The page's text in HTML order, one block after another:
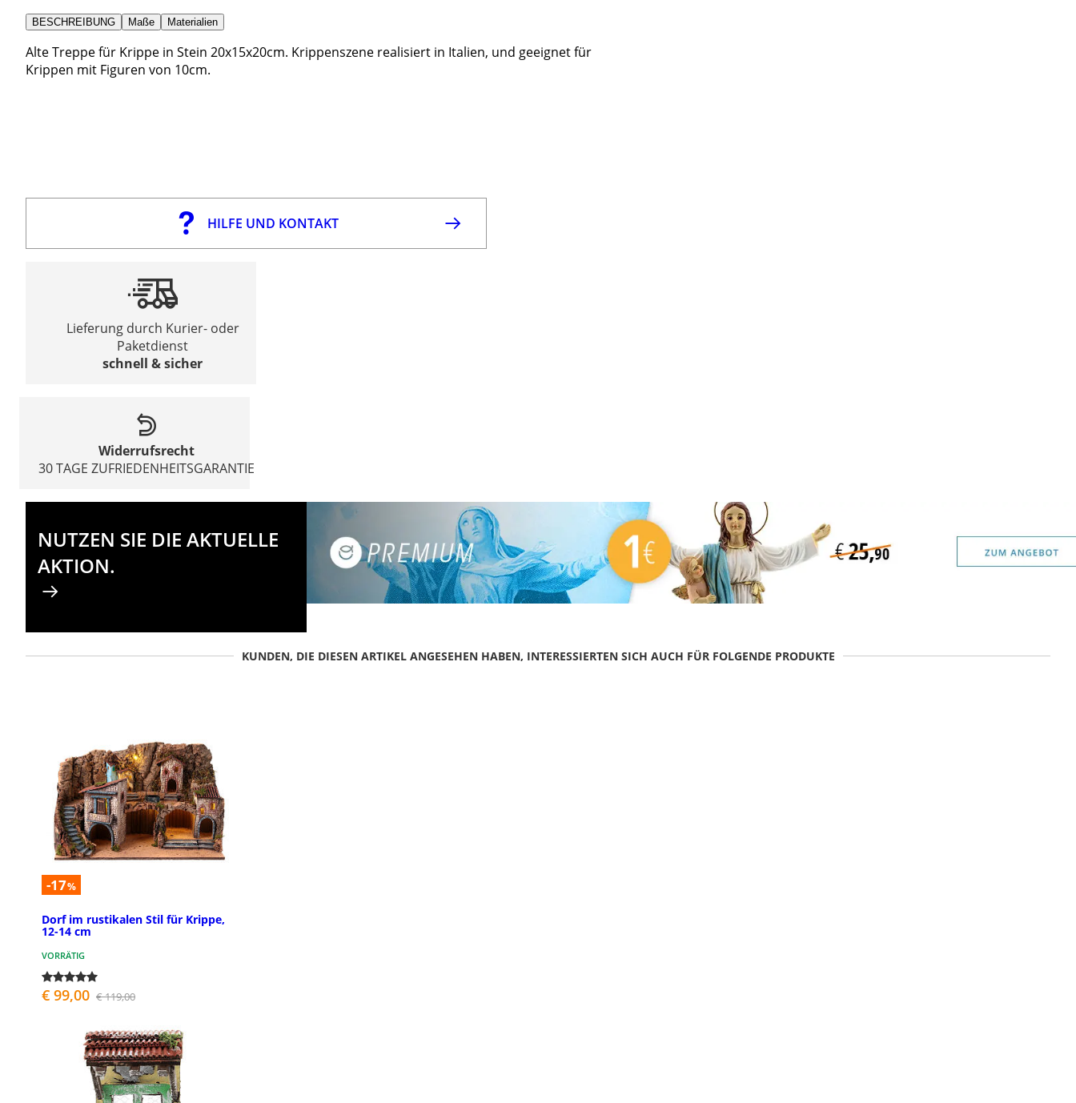
BESCHREIBUNG Maße Materialien
Alte Treppe für Krippe in Stein 20x15x20cm. Krippenszene realisiert in Italien, und geeignet für
Krippen mit Figuren von 10cm.
HILFE UND KONTAKT
Lieferung durch Kurier- oder
Paketdienst
schnell & sicher
Widerrufsrecht
30 TAGE ZUFRIEDENHEITSGARANTIE
NUTZEN SIE DIE AKTUELLE
AKTION.
KUNDEN, DIE DIESEN ARTIKEL ANGESEHEN HABEN, INTERESSIERTEN SICH AUCH FÜR FOLGENDE PRODUKTE
-17%
Dorf im rustikalen Stil für Krippe,
12-14 cm
VORRÄTIG
€ 99,00 € 119,00